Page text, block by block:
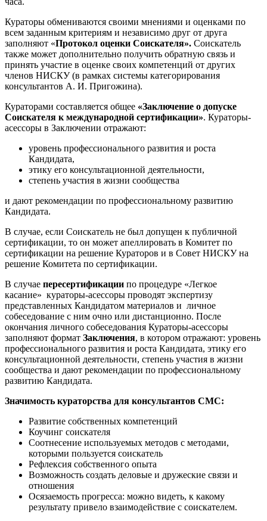
Кураторы обмениваются своими мнениями и оценками по
всем заданным критериям и независимо друг от друга
заполняют «Протокол оценки Соискателя». Соискатель
также может дополнительно получить обратную связь и
принять участие в оценке своих компетенций от других
членов НИСКУ (в рамках системы категорирования
консультантов А. И. Пригожина).
Кураторами составляется общее «Заключение о допуске
Соискателя к международной сертификации». Кураторы-
асессоры в Заключении отражают:
уровень профессионального развития и роста
Кандидата,
этику его консультационной деятельности,
степень участия в жизни сообщества
и дают рекомендации по профессиональному развитию
Кандидата.
В случае, если Соискатель не был допущен к публичной
сертификации, то он может апеллировать в Комитет по
сертификации на решение Кураторов и в Совет НИСКУ на
решение Комитета по сертификации.
В случае пересертификации по процедуре «Легкое
касание» кураторы-асессоры проводят экспертизу
представленных Кандидатом материалов и личное
собеседование с ним очно или дистанционно. После
окончания личного собеседования Кураторы-асессоры
заполняют формат Заключения, в котором отражают: уровень
профессионального развития и роста Кандидата, этику его
консультационной деятельности, степень участия в жизни
сообщества и дают рекомендации по профессиональному
развитию Кандидата.
Значимость кураторства для консультантов СМС:
Развитие собственных компетенций
Коучинг соискателя
Соотнесение используемых методов с методами,
которыми пользуется соискатель
Рефлексия собственного опыта
Возможность создать деловые и дружеские связи и
отношения
Осязаемость прогресса: можно видеть, к какому
результату привело взаимодействие с соискателем.